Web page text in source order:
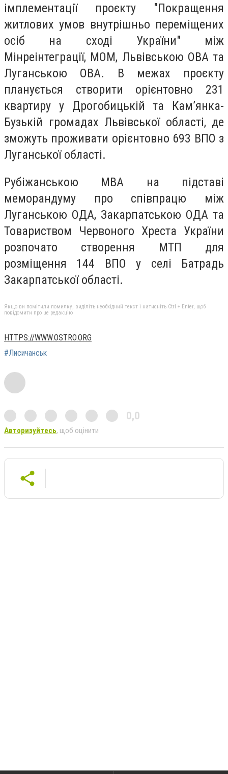
імплементації проєкту "Покращення
житлових умов внутрішньо переміщених
осіб на сході України" між
Мінреінтеграції, МОМ, Львівською ОВА та
Луганською ОВА. В межах проєкту
планується створити орієнтовно 231
квартиру у Дрогобицькій та Кам’янка-
Бузькій громадах Львівської області, де
зможуть проживати орієнтовно 693 ВПО з
Луганської області.
Рубіжанською МВА на підставі
меморандуму про співпрацю між
Луганською ОДА, Закарпатською ОДА та
Товариством Червоного Хреста України
розпочато створення МТП для
розміщення 144 ВПО у селі Батрадь
Закарпатської області.
Якщо ви помітили помилку, виділіть необхідний текст і натисніть Ctrl + Enter, щоб
повідомити про це редакцію
HTTPS://WWW.OSTRO.ORG
#Лисичанськ
0,0
Авторизуйтесь, щоб оцінити